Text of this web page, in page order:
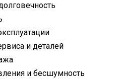
и деталей
и бесшумность